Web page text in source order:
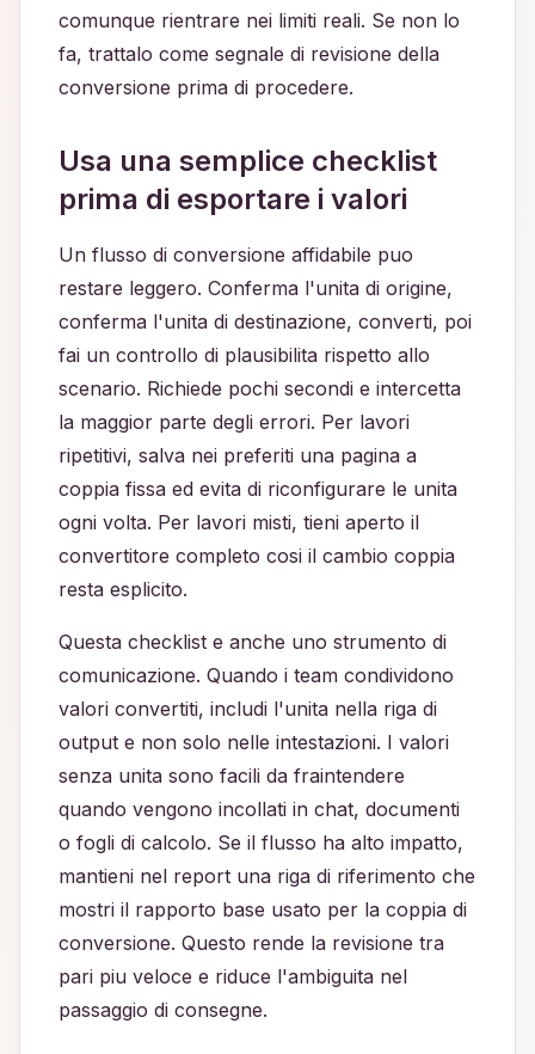
comunque rientrare nei limiti reali. Se non lo
fa, trattalo come segnale di revisione della
conversione prima di procedere.
Usa una semplice checklist
prima di esportare i valori
Un flusso di conversione affidabile puo
restare leggero. Conferma l'unita di origine,
conferma l'unita di destinazione, converti, poi
fai un controllo di plausibilita rispetto allo
scenario. Richiede pochi secondi e intercetta
la maggior parte degli errori. Per lavori
ripetitivi, salva nei preferiti una pagina a
coppia fissa ed evita di riconfigurare le unita
ogni volta. Per lavori misti, tieni aperto il
convertitore completo cosi il cambio coppia
resta esplicito.
Questa checklist e anche uno strumento di
comunicazione. Quando i team condividono
valori convertiti, includi l'unita nella riga di
output e non solo nelle intestazioni. I valori
senza unita sono facili da fraintendere
quando vengono incollati in chat, documenti
o fogli di calcolo. Se il flusso ha alto impatto,
mantieni nel report una riga di riferimento che
mostri il rapporto base usato per la coppia di
conversione. Questo rende la revisione tra
pari piu veloce e riduce l'ambiguita nel
passaggio di consegne.